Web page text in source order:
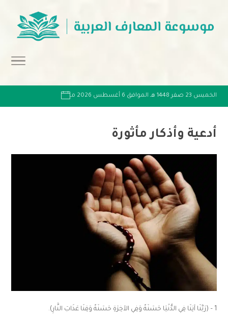
الخميس 23 صفر 1448 هـ الموافق 6 أغسطس 2026 مـ
أدعية وأذكار مأثورة
1 – (رَبَّنَا آتِنَا فِي الدُّنْيَا حَسَنَةً وَفِي الآخِرَةِ حَسَنَةً وَقِنَا عَذَابَ النَّارِ).